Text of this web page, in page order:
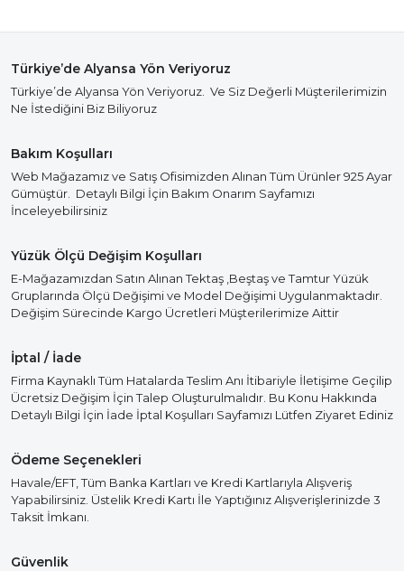
Türkiye’de Alyansa Yön Veriyoruz
Türkiye’de Alyansa Yön Veriyoruz. Ve Siz Değerli Müşterilerimizin
Ne İstediğini Biz Biliyoruz
Bakım Koşulları
Web Mağazamız ve Satış Ofisimizden Alınan Tüm Ürünler 925 Ayar
Gümüştür. Detaylı Bilgi İçin Bakım Onarım Sayfamızı
İnceleyebilirsiniz
Yüzük Ölçü Değişim Koşulları
E-Mağazamızdan Satın Alınan Tektaş ,Beştaş ve Tamtur Yüzük
Gruplarında Ölçü Değişimi ve Model Değişimi Uygulanmaktadır.
Değişim Sürecinde Kargo Ücretleri Müşterilerimize Aittir
İptal / İade
Firma Kaynaklı Tüm Hatalarda Teslim Anı İtibariyle İletişime Geçilip
Ücretsiz Değişim İçin Talep Oluşturulmalıdır. Bu Konu Hakkında
Detaylı Bilgi İçin İade İptal Koşulları Sayfamızı Lütfen Ziyaret Ediniz
Ödeme Seçenekleri
Havale/EFT, Tüm Banka Kartları ve Kredi Kartlarıyla Alışveriş
Yapabilirsiniz. Üstelik Kredi Kartı İle Yaptığınız Alışverişlerinizde 3
Taksit İmkanı.
Güvenlik